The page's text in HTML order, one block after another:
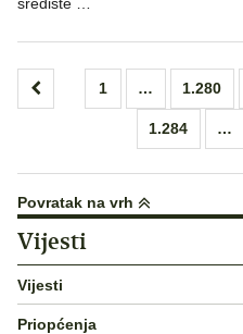
središte …
Brojevi
1 … 1.280
1.284 …
Povratak na vrh
Vijesti
Vijesti
Priopćenja